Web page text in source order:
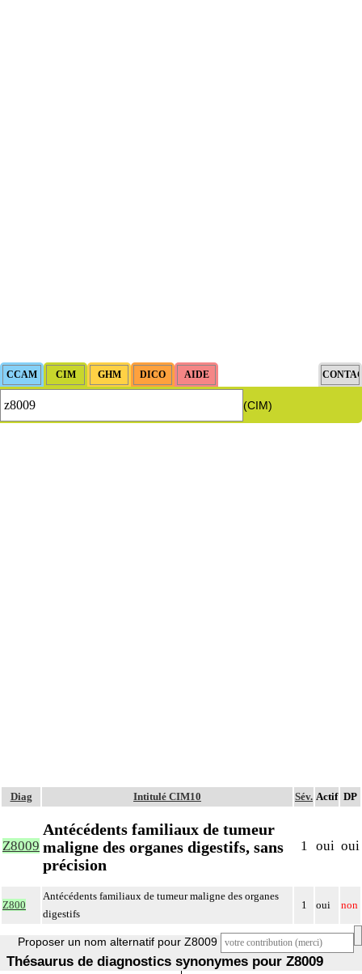
(CIM)
Diag Intitulé CIM10 Sév. Actif DP
Z8009
Antécédents familiaux de tumeur
maligne des organes digestifs, sans
précision
1 oui oui
Z800
Antécédents familiaux de tumeur maligne des organes
digestifs
1 oui non
Proposer un nom alternatif pour Z8009
Thésaurus de diagnostics synonymes pour Z8009